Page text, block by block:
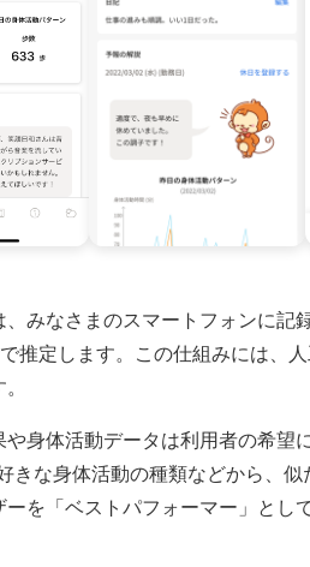
、みなさまのスマートフォンに記
で推定します。この仕組みには、
や身体活動データは利用者の希
きな身体活動の種類などから、
ーを「ベストパフォーマー」とし